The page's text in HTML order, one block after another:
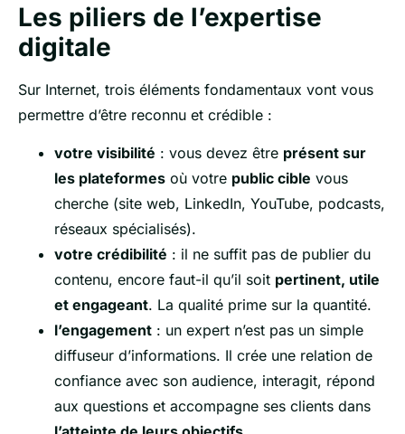
Les piliers de l’expertise
digitale
Sur Internet, trois éléments fondamentaux vont vous
permettre d’être reconnu et crédible :
votre visibilité : vous devez être présent sur
les plateformes où votre public cible vous
cherche (site web, LinkedIn, YouTube, podcasts,
réseaux spécialisés).
votre crédibilité : il ne suffit pas de publier du
contenu, encore faut-il qu’il soit pertinent, utile
et engageant. La qualité prime sur la quantité.
l’engagement : un expert n’est pas un simple
diffuseur d’informations. Il crée une relation de
confiance avec son audience, interagit, répond
aux questions et accompagne ses clients dans